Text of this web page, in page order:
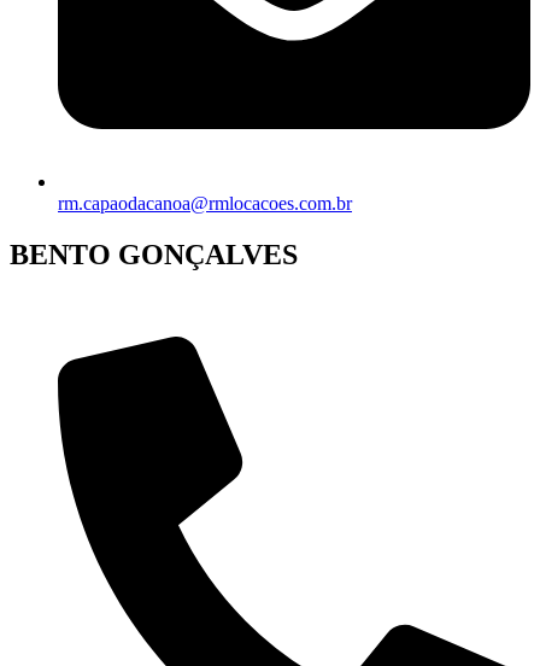
rm.capaodacanoa@rmlocacoes.com.br
BENTO GONÇALVES